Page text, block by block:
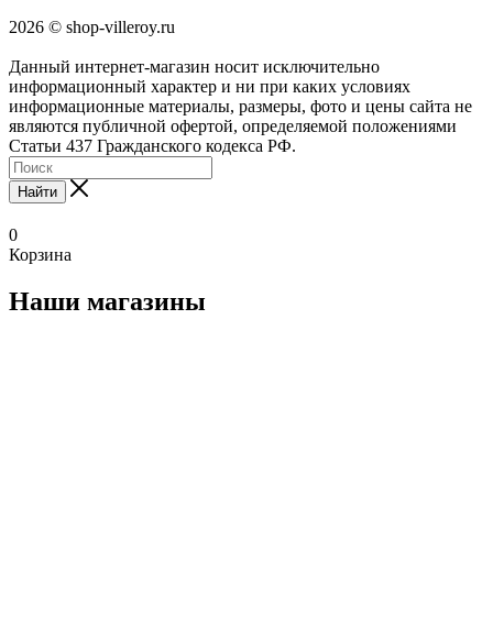
2026 © shop-villeroy.ru
Данный интернет-магазин носит исключительно
информационный характер и ни при каких условиях
информационные материалы, размеры, фото и цены сайта не
являются публичной офертой, определяемой положениями
Статьи 437 Гражданского кодекса РФ.
Найти
0
Корзина
Наши магазины